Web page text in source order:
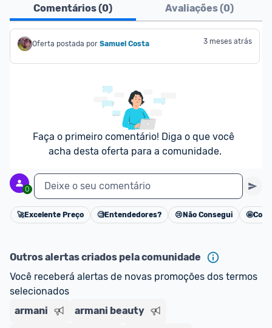
Comentários (0) Avaliações (0)
Oferta postada por Samuel Costa 3 meses atrás
Faça o primeiro comentário! Diga o que você
acha desta oferta para a comunidade.
0 Deixe o seu comentário
Cancelar
🚀Excelente Preço 🧐Entendedores? 😢 Não Consegui 🤩
Outros alertas criados pela comunidade
Você receberá alertas de novas promoções dos termos
selecionados
armani
armani beauty